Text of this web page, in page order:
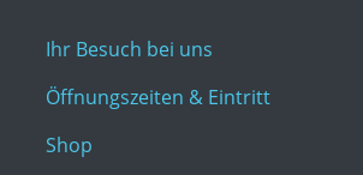
Ihr Besuch bei uns
Öffnungszeiten & Eintritt
Shop